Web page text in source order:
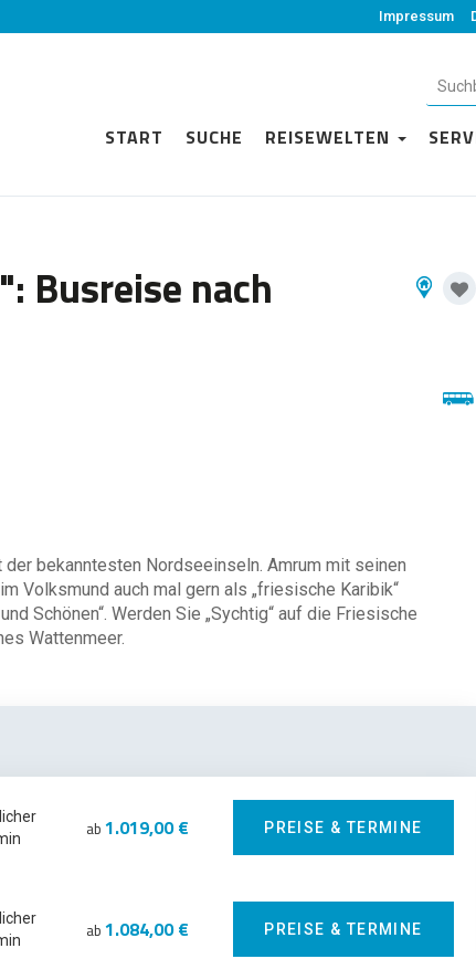
Impressum
START SUCHE REISEWELTEN
Busreise nach
bekanntesten Nordseeinseln. Amrum mit seinen
Volksmund auch mal gern als „friesische Karibik“
Schönen“. Werden Sie „Sychtig“ auf die Friesische
Wattenmeer.
ab 1.019,00 € PREISE & TERMINE
ab 1.084,00 € PREISE & TERMINE